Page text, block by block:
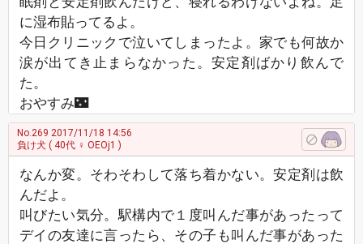
に湿布貼ってるよ。
今日クリニックで泣いてしまったよ。家でも何故か
涙が出てき止まらなかった。安定剤ばかり飲んで
た。
おやすみ🌃
No.269 2017/11/18 14:56
負け犬 ( 40代 ♀ OEOj1 )
なんか変。そわそわして落ち着かない。安定剤は飲
んだよ。
叫びたい気分。駅構内で１度叫んだ事があったって
デイの友達に言ったら、その子も叫んだ事があった